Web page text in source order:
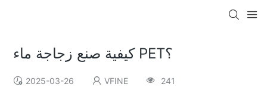
كيفية صنع زجاجة ماء PET؟
2025-03-26 VFINE 241